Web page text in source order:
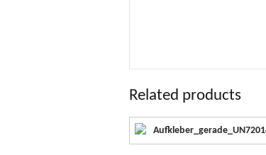
Related products